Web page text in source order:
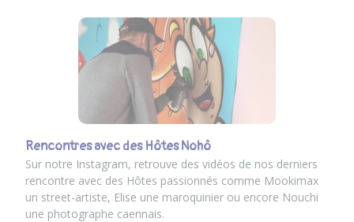
Rencontres avec des Hôtes Nohô
Sur notre Instagram, retrouve des vidéos de nos derniers
rencontre avec des Hôtes passionnés comme Mookimax
un street-artiste, Elise une maroquinier ou encore Nouchi
une photographe caennais.